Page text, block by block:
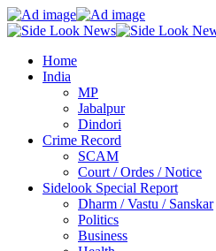
Home
India
MP
Jabalpur
Dindori
Crime Record
SCAM
Court / Ordes / Notice
Sidelook Special Report
Dharm / Vastu / Sanskar
Politics
Business